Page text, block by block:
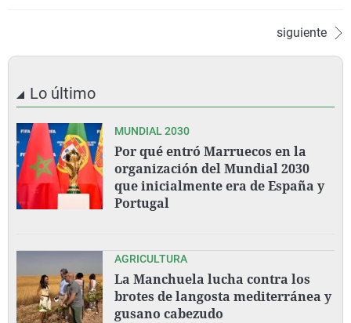
siguiente
Lo último
MUNDIAL 2030
Por qué entró Marruecos en la
organización del Mundial 2030
que inicialmente era de España y
Portugal
AGRICULTURA
La Manchuela lucha contra los
brotes de langosta mediterránea y
gusano cabezudo